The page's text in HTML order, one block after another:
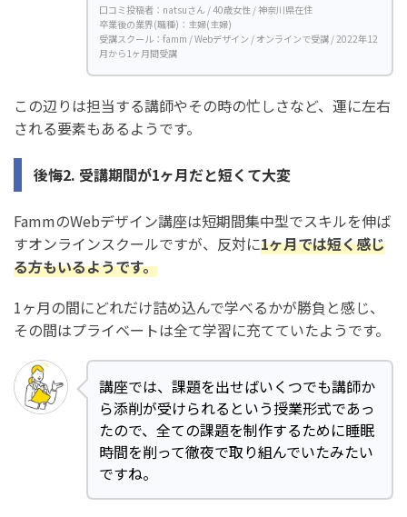
口コミ投稿者：natsuさん / 40歳女性 / 神奈川県在住
卒業後の業界(職種)：主婦(主婦)
受講スクール：famm / Webデザイン / オンラインで受講 / 2022年12
月から1ヶ月間受講
この辺りは担当する講師やその時の忙しさなど、運に左右
される要素もあるようです。
後悔2. 受講期間が1ヶ月だと短くて大変
FammのWebデザイン講座は短期間集中型でスキルを伸ば
すオンラインスクールですが、反対に1ヶ月では短く感じ
る方もいるようです。
1ヶ月の間にどれだけ詰め込んで学べるかが勝負と感じ、
その間はプライベートは全て学習に充てていたようです。
講座では、課題を出せばいくつでも講師か
ら添削が受けられるという授業形式であっ
たので、全ての課題を制作するために睡眠
時間を削って徹夜で取り組んでいたみたい
ですね。